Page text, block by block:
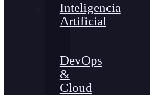
Inteligencia
Artificial
DevOps
&
Cloud